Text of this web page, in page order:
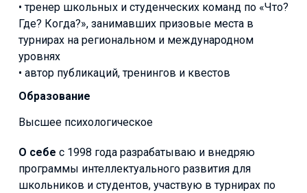
• тренер школьных и студенческих команд по «Что?
Где? Когда?», занимавших призовые места в
турнирах на региональном и международном
уровнях
• автор публикаций, тренингов и квестов
Образование
Высшее психологическое
О себе с 1998 года разрабатываю и внедряю
программы интеллектуального развития для
школьников и студентов, участвую в турнирах по